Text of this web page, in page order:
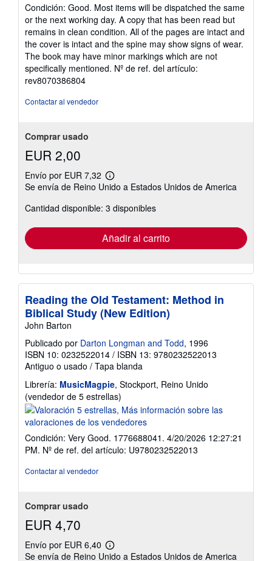
í
de
5
estrellas
Condición: Good. Most items will be dispatched the same
or the next working day. A copy that has been read but
remains in clean condition. All of the pages are intact and
the cover is intact and the spine may show signs of wear.
The book may have minor markings which are not
specifically mentioned. Nº de ref. del artículo:
rev8070386804
Contactar al vendedor
Comprar usado
EUR 2,00
Envío por EUR 7,32
Más
información
las
tarifas
envío
Se envía de Reino Unido a Estados Unidos de America
Cantidad disponible: 3 disponibles
Añadir al carrito
Reading the Old Testament: Method in
Biblical Study (New Edition)
John Barton
Publicado por Darton Longman and Todd, 1996
ISBN 10: 0232522014 / ISBN 13: 9780232522013
Antiguo o usado / Tapa blanda
Librería: MusicMagpie, Stockport, Reino Unido
(vendedor de 5 estrellas)
del
vendedor:
de
5
Condición: Very Good. 1776688041. 4/20/2026 12:27:21
PM. Nº de ref. del artículo: U9780232522013
Contactar al vendedor
Comprar usado
EUR 4,70
Envío por EUR 6,40
Más
información
Se envía de Reino Unido a Estados Unidos de America